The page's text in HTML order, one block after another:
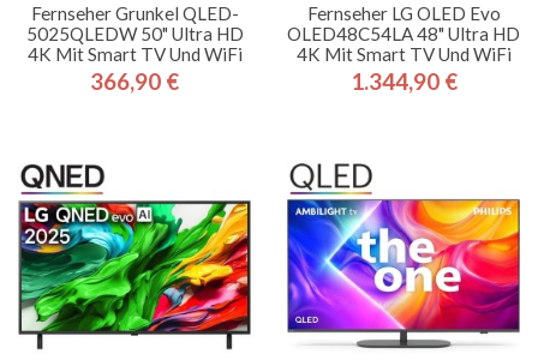
Fernseher Grunkel QLED-
5025QLEDW 50" Ultra HD
4K Mit Smart TV Und WiFi
Preis
366,90 €
Fernseher LG OLED Evo
OLED48C54LA 48" Ultra HD
4K Mit Smart TV Und WiFi
Preis
1.344,90 €